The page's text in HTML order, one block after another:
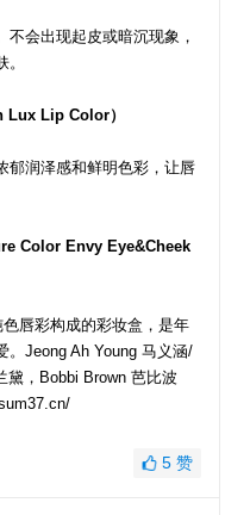
会出现起皮或暗沉现象，
Lux Lip Color）
郁润泽感和鲜明色彩，让唇
Color Envy Eye&Cheek
唇彩构成的彩妆盒，是年
。Jeong Ah Young 马义涵/
黛，Bobbi Brown 芭比波
5 赞